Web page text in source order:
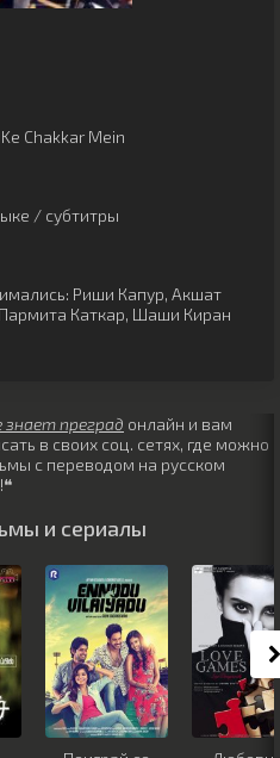
Chakkar Mein
/ субтитры
Риши Капур, Акшат
Пармита Каткар, Шаши Киран
преград онлайн и вам
в своих соц. сетях, где можно
с переводом на русском
и сериалы